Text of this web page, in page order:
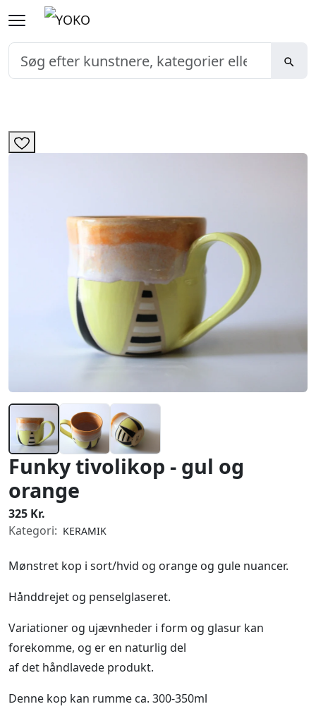
Funky tivolikop - gul og
orange
325 Kr.
Kategori: KERAMIK
Mønstret kop i sort/hvid og orange og gule nuancer.
Hånddrejet og penselglaseret.
Variationer og ujævnheder i form og glasur kan
forekomme, og er en naturlig del
af det håndlavede produkt.
Denne kop kan rumme ca. 300-350ml